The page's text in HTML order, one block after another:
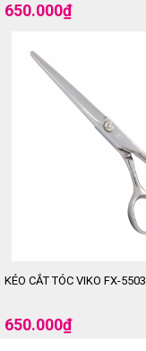
650.000₫
KÉO CẮT TÓC VIKO FX-5503
650.000₫